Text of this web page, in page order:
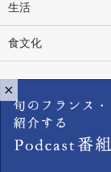
生活
食文化
×